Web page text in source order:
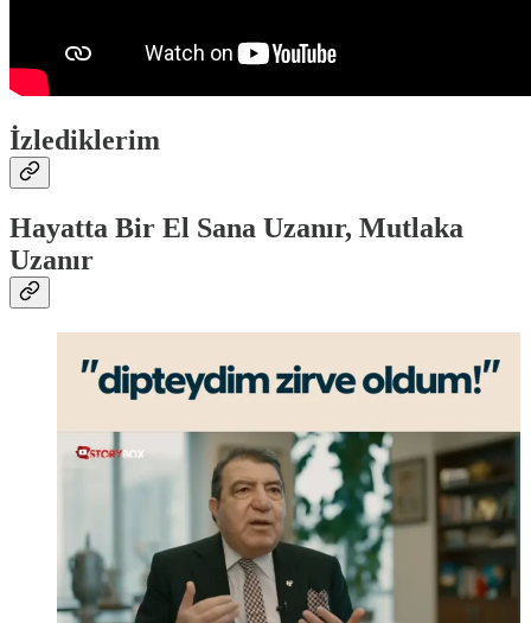
İzlediklerim
Hayatta Bir El Sana Uzanır, Mutlaka
Uzanır